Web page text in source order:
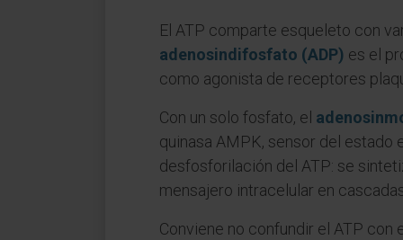
El ATP comparte esqueleto con
adenosindifosfato (ADP) es el
como agonista de receptores
Con un solo fosfato, el
quinasa AMPK, sensor del estado
desfosforilación del ATP: se
mensajero intracelular en
Conviene no confundir el ATP con